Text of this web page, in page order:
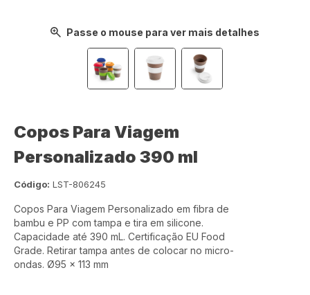
Passe o mouse para ver mais detalhes
Copos Para Viagem
Personalizado 390 ml
Código: LST-806245
Copos Para Viagem Personalizado em fibra de
bambu e PP com tampa e tira em silicone.
Capacidade até 390 mL. Certificação EU Food
Grade. Retirar tampa antes de colocar no micro-
ondas. Ø95 x 113 mm